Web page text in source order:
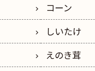
コーン
しいたけ
えのき茸